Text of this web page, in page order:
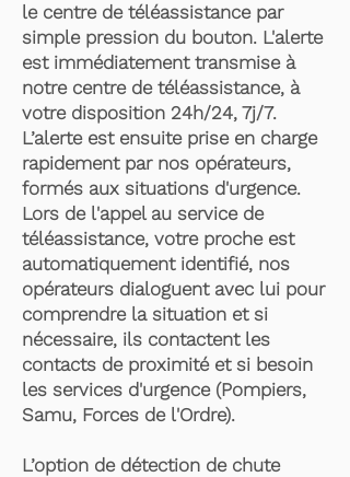
le centre de téléassistance par
simple pression du bouton. L'alerte
est immédiatement transmise à
notre centre de téléassistance, à
votre disposition 24h/24, 7j/7.
L’alerte est ensuite prise en charge
rapidement par nos opérateurs,
formés aux situations d'urgence.
Lors de l'appel au service de
téléassistance, votre proche est
automatiquement identifié, nos
opérateurs dialoguent avec lui pour
comprendre la situation et si
nécessaire, ils contactent les
contacts de proximité et si besoin
les services d'urgence (Pompiers,
Samu, Forces de l'Ordre).
L’option de détection de chute